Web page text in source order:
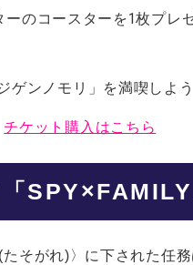
のコースターを1枚プレ
ゲンノモリ」を満喫しよう
チケット購入はこちら
そがれ)〉に下された任